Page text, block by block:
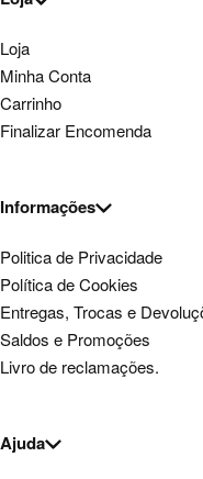
Loja
Minha Conta
Carrinho
Finalizar Encomenda
Informações
Politica de Privacidade
Política de Cookies
Entregas, Trocas e
Saldos e Promoções
Livro de reclamações.
Ajuda